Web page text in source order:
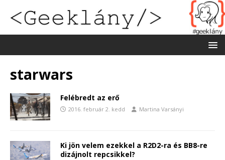
starwars
Felébredt az erő
2016. február 2. kedd Martina Varsányi
Ki jön velem ezekkel a R2D2-ra és BB8-re
dizájnolt repcsikkel?